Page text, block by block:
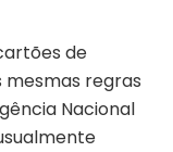
de
regras
Nacional